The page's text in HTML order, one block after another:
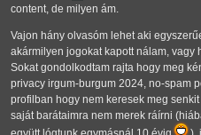
content, de milyen ám.
Vajon hány olvasóm lehet aki
akármilyen jogokat kapott nálam,
Sokat gondolkodtam rajta hogy meg
privacy irgum-burgum 2024, no-spam
profilban hogy nem keresek meg
saját barátaimra nem merek ráírni